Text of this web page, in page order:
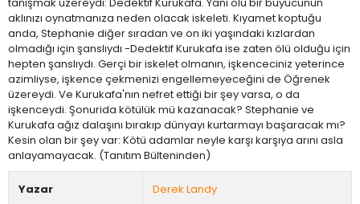
aklınızı oynatmanıza neden olacak iskeleti. Kıyamet koptuğu
anda, Stephanie diğer sıradan ve on iki yaşındaki kızlardan
olmadığı için şanslıydı -Dedektif Kurukafa ise zaten ölü olduğu için
hepten şanslıydı. Gerçi bir iskelet olmanın, işkenceciniz yeterince
azimliyse, işkence çekmenizi engellemeyeceğini de Öğrenek
üzereydi. Ve Kurukafa'nın nefret ettiği bir şey varsa, o da
işkenceydi. Şonurida kötülük mü kazanacak? Stephanie ve
Kurukafa ağız dalaşını bırakıp dünyayı kurtarmayı başaracak mı?
Kesin olan bir şey var: Kötü adamlar neyle karşı karşıya arını asla
anlayamayacak. (Tanıtım Bülteninden)
Yazar Derek Landy